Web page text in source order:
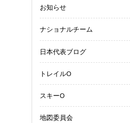
お知らせ
ナショナルチーム
日本代表ブログ
トレイルO
スキーO
地図委員会